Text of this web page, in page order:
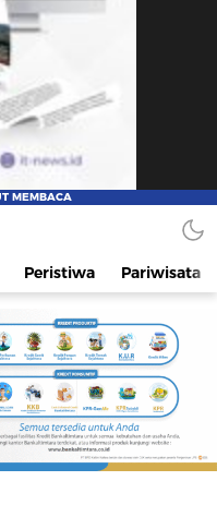
Terpercaya
Peristiwa Pariwisata